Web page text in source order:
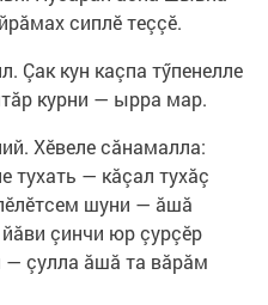
сиплӗ теççӗ.
Çак кун каçпа тӳпенелле
курни — ырра мар.
Хӗвеле сăнамалла:
тухать — кăçал тухăç
шуни — ăшă
çинчи юр çурçӗр
— çулла ăшă та вăрăм